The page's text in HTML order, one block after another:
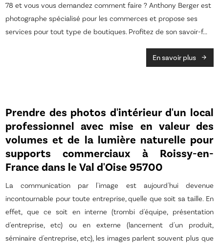
78 et vous vous demandez comment faire ? Anthony Berger est
photographe spécialisé pour les commerces et propose ses
services pour tout type de boutiques. Profitez de son savoir-f...
En savoir plus
Prendre des photos d'intérieur d'un local
professionnel avec mise en valeur des
volumes et de la lumière naturelle pour
supports commerciaux à Roissy-en-
France dans le Val d'Oise 95700
La communication par l'image est aujourd'hui devenue
incontournable pour toute entreprise, quelle que soit sa taille. En
effet, que ce soit en interne (trombi d'équipe, présentation
d'entreprise, etc) ou en externe (lancement d'un produit,
séminaire d'entreprise, etc), les images parlent souvent plus que